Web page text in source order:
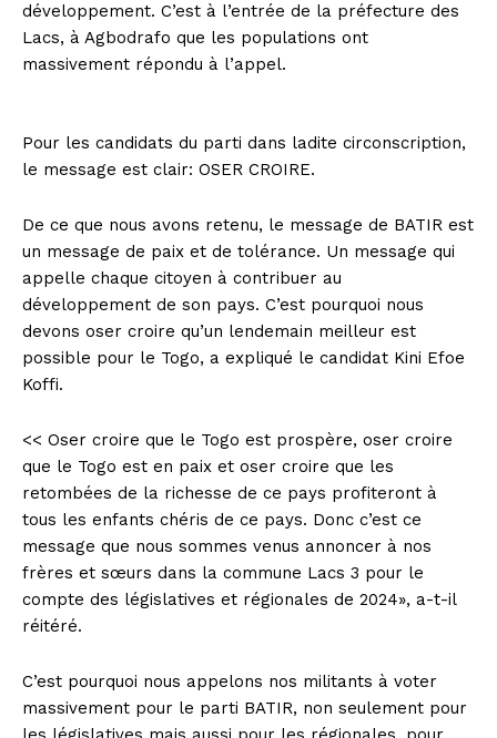
développement. C’est à l’entrée de la préfecture des
Lacs, à Agbodrafo que les populations ont
massivement répondu à l’appel.
Pour les candidats du parti dans ladite circonscription,
le message est clair: OSER CROIRE.
De ce que nous avons retenu, le message de BATIR est
un message de paix et de tolérance. Un message qui
appelle chaque citoyen à contribuer au
développement de son pays. C’est pourquoi nous
devons oser croire qu’un lendemain meilleur est
possible pour le Togo, a expliqué le candidat Kini Efoe
Koffi.
<< Oser croire que le Togo est prospère, oser croire
que le Togo est en paix et oser croire que les
retombées de la richesse de ce pays profiteront à
tous les enfants chéris de ce pays. Donc c’est ce
message que nous sommes venus annoncer à nos
frères et sœurs dans la commune Lacs 3 pour le
compte des législatives et régionales de 2024», a-t-il
réitéré.
C’est pourquoi nous appelons nos militants à voter
massivement pour le parti BATIR, non seulement pour